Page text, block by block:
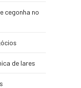
cegonha no
de lares